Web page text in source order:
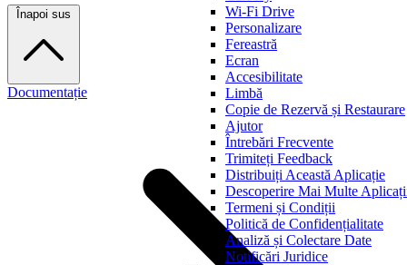
Wi-Fi Drive
Personalizare
Fereastră
Ecran
Accesibilitate
Limbă
Copie de Rezervă și Restaurare
Ajutor
Întrebări Frecvente
Trimiteți Feedback
Distribuiți Această Aplicație
Descoperire Mai Multe
Termeni și Condiții
Politică de Confidențialitate
Analiză și Colectare Date
Notificări Juridice
Înapoi sus
Documentație